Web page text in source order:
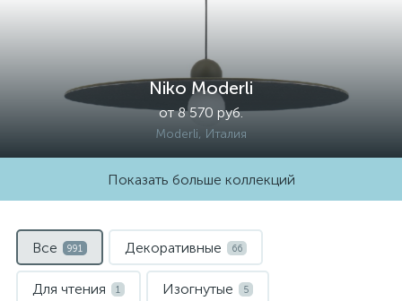
Niko Moderli
от 8 570 руб.
Moderli, Италия
Показать больше коллекций
Все 991 Декоративные 66
Для чтения 1 Изогнутые 5